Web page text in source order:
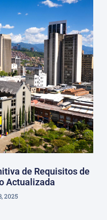
de Requisitos de
Actualizada
2025